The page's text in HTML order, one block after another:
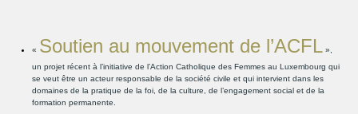
« Soutien au mouvement de l’ACFL »,
un projet récent à l’initiative de l’Action Catholique des Femmes au Luxembourg qui
se veut être un acteur responsable de la société civile et qui intervient dans les
domaines de la pratique de la foi, de la culture, de l’engagement social et de la
formation permanente.